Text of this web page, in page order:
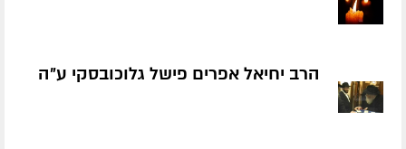
הרב יחיאל אפרים פישל גלוכובסקי ע״ה